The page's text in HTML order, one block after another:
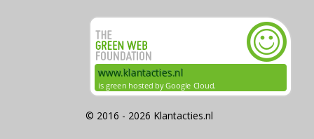
© 2016 - 2026 Klantacties.nl